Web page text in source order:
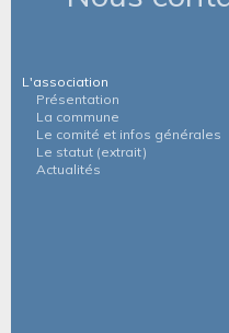
L'association
Présentation
La commune
Le comité et infos générales
Le statut (extrait)
Actualités